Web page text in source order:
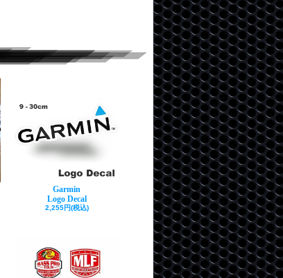
Garmin
Logo Decal
2,255円(税込)